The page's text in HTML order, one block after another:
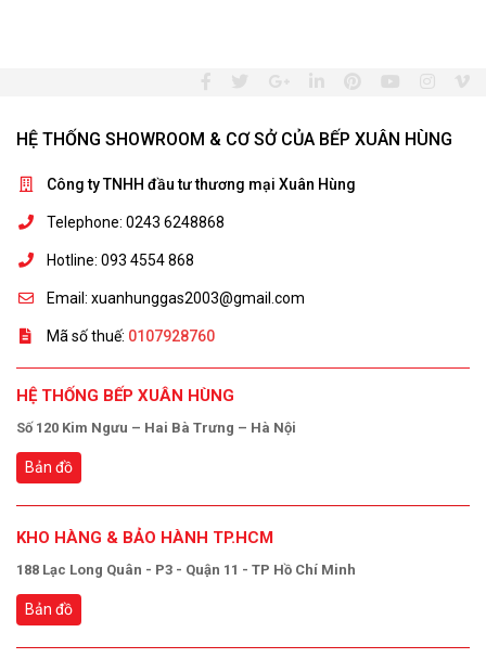
HỆ THỐNG SHOWROOM & CƠ SỞ CỦA BẾP XUÂN HÙNG
Công ty TNHH đầu tư thương mại Xuân Hùng
Telephone: 0243 6248868
Hotline: 093 4554 868
Email: xuanhunggas2003@gmail.com
Mã số thuế: 0107928760
HỆ THỐNG BẾP XUÂN HÙNG
Số 120 Kim Ngưu – Hai Bà Trưng – Hà Nội
Bản đồ
KHO HÀNG & BẢO HÀNH TP.HCM
188 Lạc Long Quân - P3 - Quận 11 - TP Hồ Chí Minh
Bản đồ